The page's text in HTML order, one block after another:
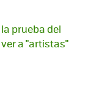
la prueba del
a "artistas"